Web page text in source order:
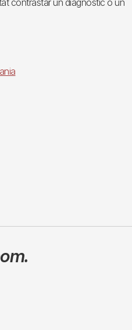
contrastar un diagnòstic o un